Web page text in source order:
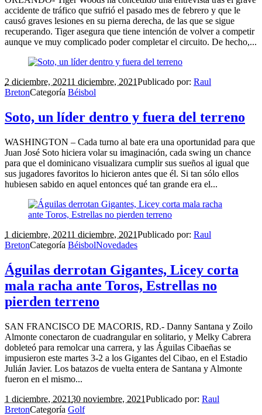
accidente de tráfico que sufrió el pasado mes de febrero y que le
causó graves lesiones en su pierna derecha, de las que se sigue
recuperando. Tiger asegura que tiene intención de volver a competir
aunque ve muy complicado poder completar el circuito. De hecho,...
2 diciembre, 20211 diciembre, 2021Publicado por: Raul
BretonCategoría Béisbol
Soto, un líder dentro y fuera del terreno
WASHINGTON – Cada turno al bate era una oportunidad para que
Juan José Soto hiciera volar su imaginación, cada swing un chance
para que el dominicano visualizara cumplir sus sueños al igual que
sus jugadores favoritos lo hicieron antes que él. Si tan sólo ellos
hubiesen sabido en aquel entonces qué tan grande era el...
1 diciembre, 20211 diciembre, 2021Publicado por: Raul
BretonCategoría BéisbolNovedades
Águilas derrotan Gigantes, Licey corta
mala racha ante Toros, Estrellas no
pierden terreno
SAN FRANCISCO DE MACORIS, RD.- Danny Santana y Zoilo
Almonte conectaron de cuadrangular en solitario, y Melky Cabrera
dobleteó para remolcar una carrera, y las Águilas Cibaeñas se
impusieron este martes 3-2 a los Gigantes del Cibao, en el Estadio
Julián Javier. Los batazos de vuelta entera de Santana y Almonte
fueron en el mismo...
1 diciembre, 202130 noviembre, 2021Publicado por: Raul
BretonCategoría Golf